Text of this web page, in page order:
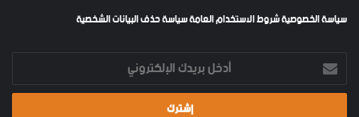
سياسة الخصوصيةشروط الاستخدام العامةسياسة حذف البيانات الشخصية
أدخل
بريدك
الإلكتروني